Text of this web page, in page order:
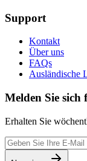
Support
Kontakt
Über uns
FAQs
Ausländische
Melden Sie sich
Erhalten Sie